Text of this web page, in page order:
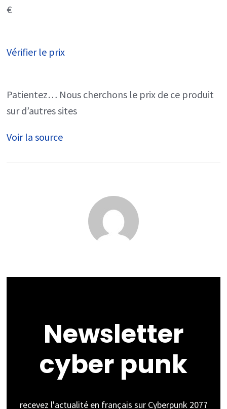
€
Vérifier le prix
Patientez… Nous cherchons le prix de ce produit
sur d’autres sites
Voir la source
Newsletter
cyber punk
recevez l'actualité en français sur Cyberpunk 2077